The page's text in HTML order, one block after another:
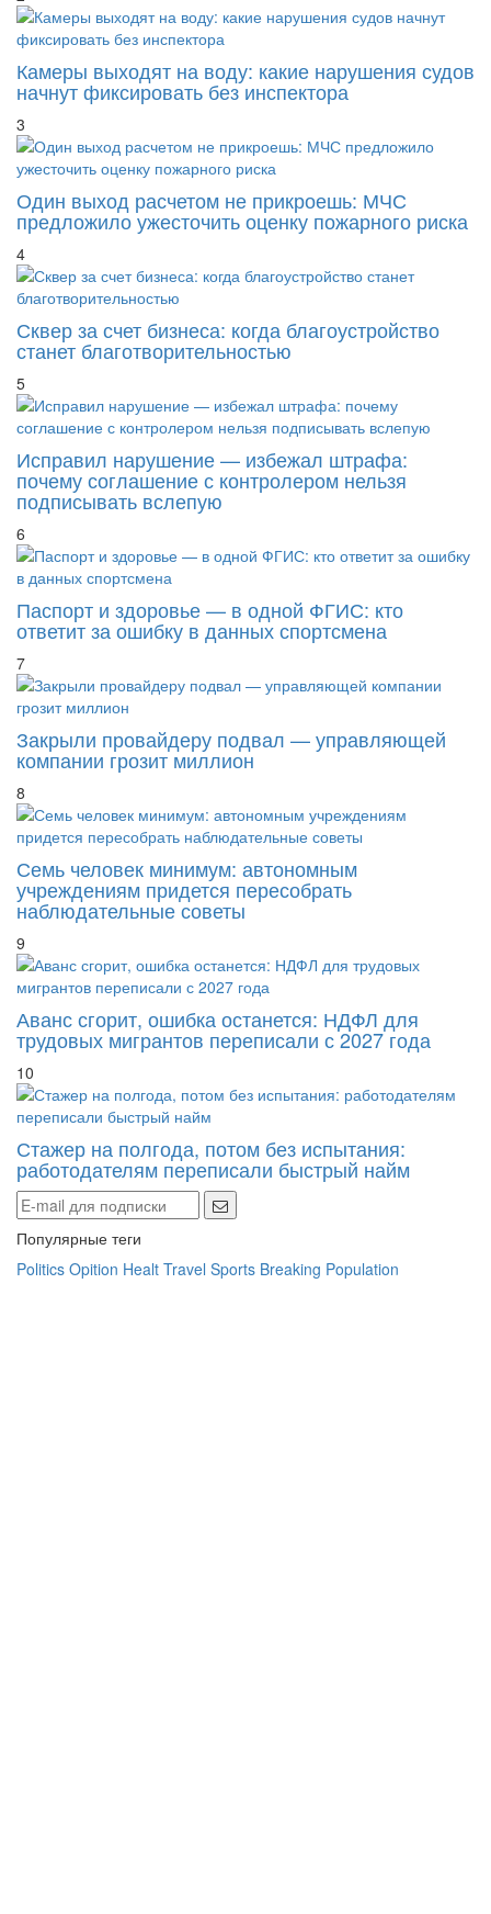
Камеры выходят на воду: какие нарушения судов
начнут фиксировать без инспектора
3
Один выход расчетом не прикроешь: МЧС
предложило ужесточить оценку пожарного риска
4
Сквер за счет бизнеса: когда благоустройство
станет благотворительностью
5
Исправил нарушение — избежал штрафа:
почему соглашение с контролером нельзя
подписывать вслепую
6
Паспорт и здоровье — в одной ФГИС: кто
ответит за ошибку в данных спортсмена
7
Закрыли провайдеру подвал — управляющей
компании грозит миллион
8
Семь человек минимум: автономным
учреждениям придется пересобрать
наблюдательные советы
9
Аванс сгорит, ошибка останется: НДФЛ для
трудовых мигрантов переписали с 2027 года
10
Стажер на полгода, потом без испытания:
работодателям переписали быстрый найм
Популярные теги
Politics Opition Healt Travel Sports Breaking Population